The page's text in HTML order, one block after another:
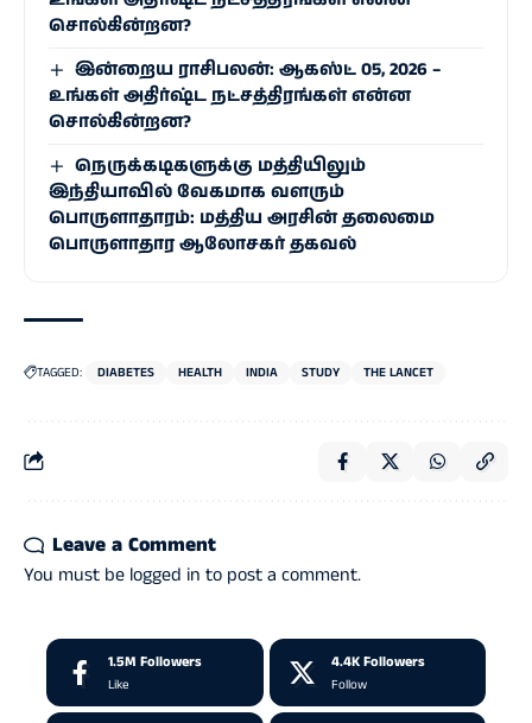
சொல்கின்றன?
இன்றைய ராசிபலன்: ஆகஸ்ட் 05, 2026 –
உங்கள் அதிர்ஷ்ட நட்சத்திரங்கள் என்ன
சொல்கின்றன?
நெருக்கடிகளுக்கு மத்தியிலும்
இந்தியாவில் வேகமாக வளரும்
பொருளாதாரம்: மத்திய அரசின் தலைமை
பொருளாதார ஆலோசகர் தகவல்
TAGGED: DIABETES HEALTH INDIA STUDY THE LANCET
Leave a Comment
You must be logged in to post a comment.
1.5M Followers
Like
4.4K Followers
Follow